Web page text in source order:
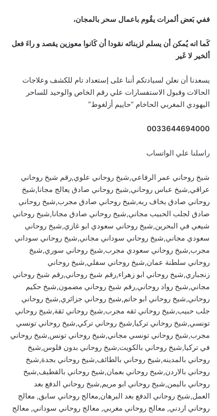
ففي بَعض ألمرات يقُوم باعمال سحر بالمجان،
كَما انه يُمكن أن يسلم لزبنائه نقودا أن كَانوا معوزين يقصد و راءَ فعل
ألخير لا غَير
يسعدنا أن نعلن لسيادتكم أننا على إستعداد تام للكشف وعلاجات
الحالات وقبول الاستفسارات علي رقم الخاص والوحيد للساحر
اليهودي المغربي الحاخام “حاييم أزلغوط”
0033644694000
راسلنا علي الواتساب
شيخ روحاني عمر الرفاعي,شيخ روحاني علوي,رقم شيخ روحاني
عراقي,شيخ عباس روحاني,شيخ روحاني صادق يعالج مجانا,شيخ
روحاني صادق يخاف ربه,شيخ روحاني صادق مجرب,شيخ روحاني
صادق لجلب الحبيب مجاني,شيخ روحاني صادق مجانا,شيخ روحاني
شيعي في البحرين,شيخ روحاني سعودي ابو غازي,شيخ روحاني
سعودي مجاني,شيخ روحاني سوداني مجاني,شيخ روحاني سوداني
مجرب,شيخ روحاني سعودي مجرب,شيخ روحاني سوري,شيخ
روحاني سلطنة عمان,شيخ روحاني سفلي,شيخ روحاني
زنجباري,شيخ روحاني ابو زهراء,رقم شيخ روحاني,رقم شيخ روحاني
مجاني,شيخ رواد روحاني,رقم شيخ روحاني مضمون,شيخ حكيم
روحاني,شيخ روحاني ابو حاتم,شيخ روحاني جزائري,شيخ روحاني
جلب حبيب,شيخ روحاني ثقه مجرب,شيخ روحاني ثقة,شيخ روحاني
تونسي,شيخ روحاني تركيا,شيخ روحاني تركي,شيخ روحاني تونسي
مجرب,شيخ روحاني تونسي مجاني,شيخ روحاني تونس,شيخ روحاني
في تركيا,شيخ روحاني بالكويت,شيخ روحاني بدون فلوس,شيخ
روحاني بالمدينه,شيخ روحاني بالطائف,شيخ روحاني بجدة,شيخ
روحاني بالاردن,شيخ روحاني بعمان,شيخ روحاني بالقطيف,شيخ
روحاني باليمن,شيخ روحاني ابو مريم,شيخ روحاني الدفع بعد
العمل,شيخ روحاني الدفع بعد البرهان,معالج روحاني سابق, معالج
روحاني اردني, معالج روحاني مغربي, معالج روحاني سوداني, معالج